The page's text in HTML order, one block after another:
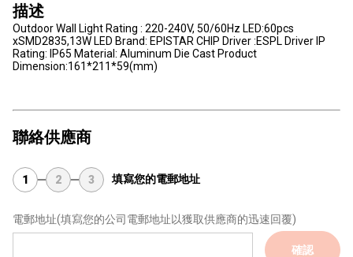
描述
Outdoor Wall Light Rating : 220-240V, 50/60Hz LED:60pcs
xSMD2835,13W LED Brand: EPISTAR CHIP Driver :ESPL Driver IP
Rating: IP65 Material: Aluminum Die Cast Product
Dimension:161*211*59(mm)
聯絡供應商
1 2 3 填寫您的電郵地址
電郵地址(填寫您的公司電郵地址以獲取供應商的迅速回覆)
確認